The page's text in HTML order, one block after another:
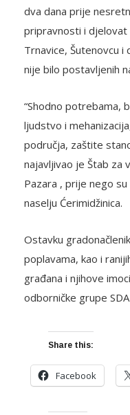
dva dana prije
pripravnosti i djelovat
Trnavice, Šutenovcu i
nije bilo postavljenih
“Shodno potrebama,
ljudstvo i
područja, zaštite
najavljivao je Štab za
Pazara , prije nego
naselju Ćerimidžinica.
Ostavku
poplavama, kao i
građana i njihove
odborničke grupe SDA
Share this:
Facebook